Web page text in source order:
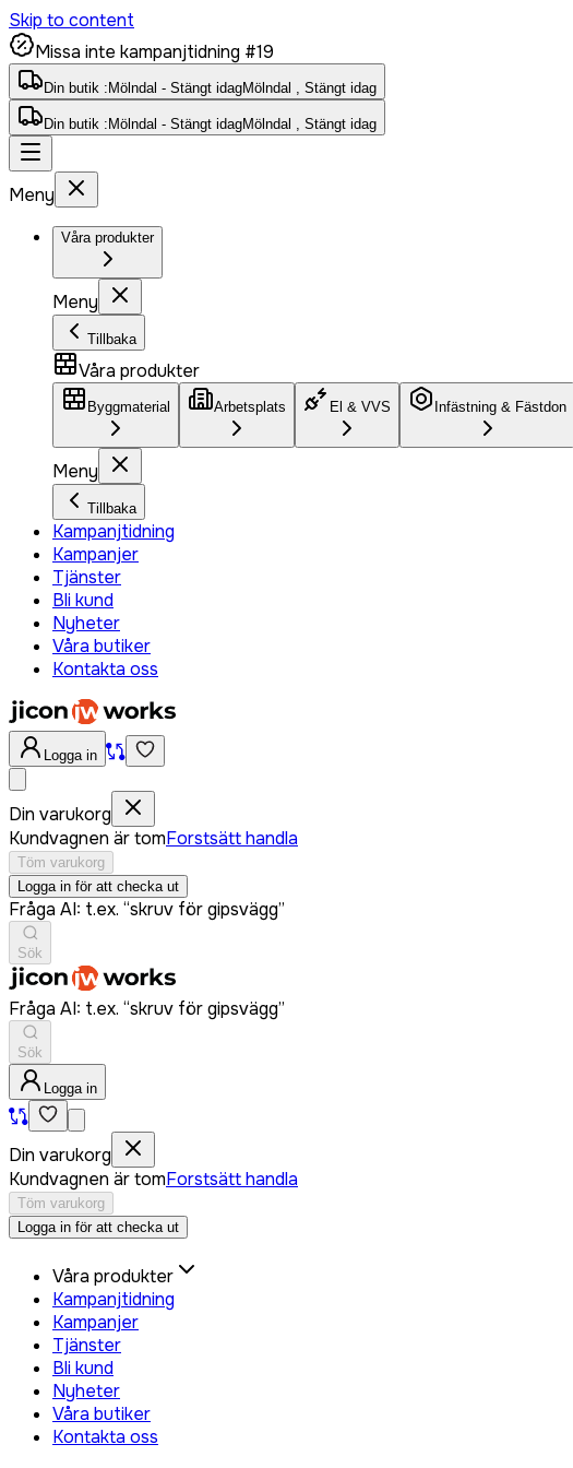
Skip to content
Missa inte kampanjtidning #19
Din butik : Mölndal - Stängt idagMölndal , Stängt idag
Din butik : Mölndal - Stängt idagMölndal , Stängt idag
Meny
Våra produkter
Meny
Tillbaka
Våra produkter
Byggmaterial Arbetsplats El & VVS Infästning & Fästdon
Meny
Tillbaka
Kampanjtidning
Kampanjer
Tjänster
Bli kund
Nyheter
Våra butiker
Kontakta oss
Logga in
Din varukorg
Kundvagnen är tomForstsätt handla
Töm varukorg
Logga in för att checka ut
Fråga AI: t.ex. “skruv för gipsvägg”
Sök
Fråga AI: t.ex. “skruv för gipsvägg”
Sök
Logga in
Din varukorg
Kundvagnen är tomForstsätt handla
Töm varukorg
Logga in för att checka ut
Våra produkter
Kampanjtidning
Kampanjer
Tjänster
Bli kund
Nyheter
Våra butiker
Kontakta oss